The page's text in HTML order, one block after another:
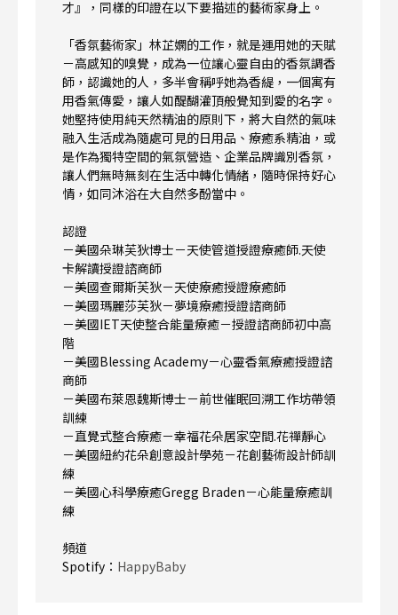
才』，同樣的印證在以下要描述的藝術家身上。
「香氛藝術家」林芷嫻的工作，就是運用她的天賦
－高感知的嗅覺，成為一位讓心靈自由的香氛調香
師，認識她的人，多半會稱呼她為香緹，一個寓有
用香氣傳愛，讓人如醍醐灌頂般覺知到愛的名字。
她堅持使用純天然精油的原則下，將大自然的氣味
融入生活成為隨處可見的日用品、療癒系精油，或
是作為獨特空間的氣氛營造、企業品牌識別香氛，
讓人們無時無刻在生活中轉化情緒，隨時保持好心
情，如同沐浴在大自然多酚當中。
認證
－美國朵琳芙狄博士－天使管道授證療癒師.天使
卡解讀授證諮商師
－美國查爾斯芙狄－天使療癒授證療癒師
－美國瑪麗莎芙狄－夢境療癒授證諮商師
－美國IET天使整合能量療癒－授證諮商師初中高
階
－美國Blessing Academy－心靈香氣療癒授證諮
商師
－美國布萊恩魏斯博士－前世催眠回溯工作坊帶領
訓練
－直覺式整合療癒－幸福花朵居家空間.花禪靜心
－美國紐約花朵創意設計學苑－花創藝術設計師訓
練
－美國心科學療癒Gregg Braden－心能量療癒訓
練
頻道
Spotify： HappyBaby